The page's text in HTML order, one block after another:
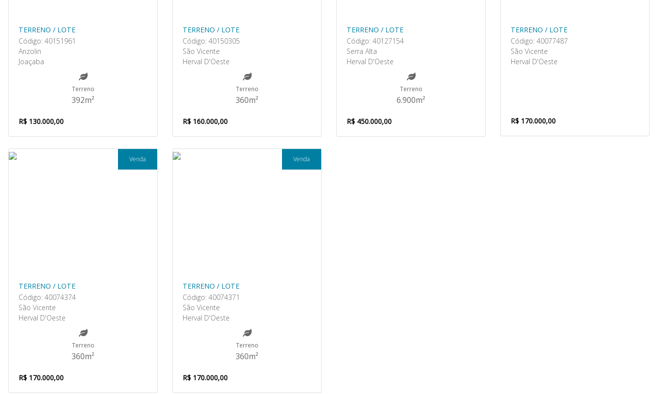
TERRENO / LOTE
Código: 40151961
Anzolin
Joaçaba
Terreno
392m²
R$ 130.000,00
TERRENO / LOTE
Código: 40150305
São Vicente
Herval D'Oeste
Terreno
360m²
R$ 160.000,00
TERRENO / LOTE
Código: 40127154
Serra Alta
Herval D'Oeste
Terreno
6.900m²
R$ 450.000,00
TERRENO / LOTE
Código: 40077487
São Vicente
Herval D'Oeste
R$ 170.000,00
Venda
TERRENO / LOTE
Código: 40074374
São Vicente
Herval D'Oeste
Terreno
360m²
R$ 170.000,00
Venda
TERRENO / LOTE
Código: 40074371
São Vicente
Herval D'Oeste
Terreno
360m²
R$ 170.000,00